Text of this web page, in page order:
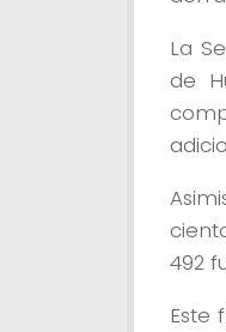
La
de
492
Este